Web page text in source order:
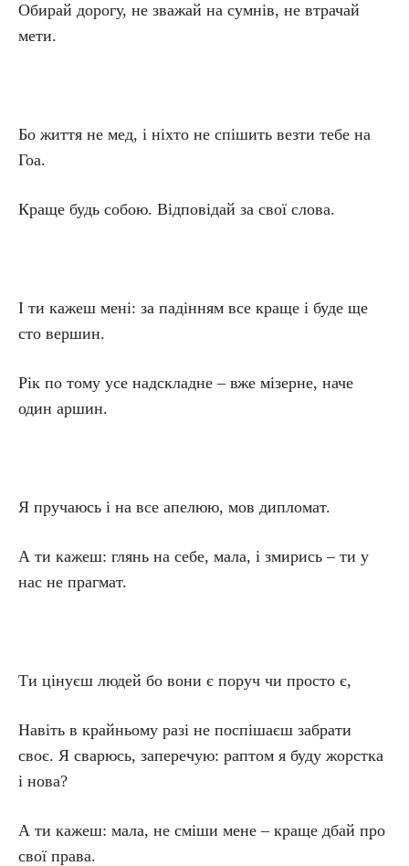
Обирай дорогу, не зважай на сумнів, не втрачай
мети.
Бо життя не мед, і ніхто не спішить везти тебе на
Гоа.
Краще будь собою. Відповідай за свої слова.
І ти кажеш мені: за падінням все краще і буде ще
сто вершин.
Рік по тому усе надскладне – вже мізерне, наче
один аршин.
Я пручаюсь і на все апелюю, мов дипломат.
А ти кажеш: глянь на себе, мала, і змирись – ти у
нас не прагмат.
Ти цінуєш людей бо вони є поруч чи просто є,
Навіть в крайньому разі не поспішаєш забрати
своє. Я сварюсь, заперечую: раптом я буду жорстка
і нова?
А ти кажеш: мала, не сміши мене – краще дбай про
свої права.